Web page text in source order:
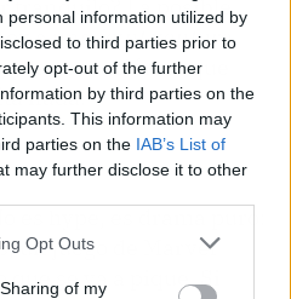
personal information utilized by
to third parties prior to
opt-out of the further
by third parties on the
This information may
parties on the IAB’s List of
may further disclose it to other
Opt Outs
of my
tranquilo? La posible
a unajoint venture
la sensación es que
nada.
un juego de Marvel
que se va a pique. Si